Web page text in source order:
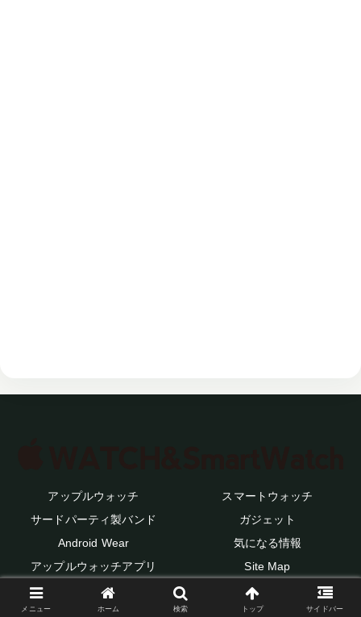
アップルウォッチ
スマートウォッチ
サードパーティ製バンド
ガジェット
Android Wear
気になる情報
アップルウォッチアプリ
Site Map
© 2014 アップルウォッチと気になるウェアラブルデバイス.
メニュー ホーム 検索 トップ サイドバー